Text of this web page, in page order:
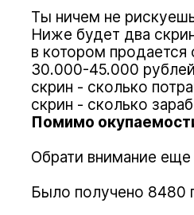
Ты ничем не
Ниже будет два
в котором продается
30.000-45.000
скрин - сколько
скрин - сколько
Помимо
Обрати внимание
Было получено 8480